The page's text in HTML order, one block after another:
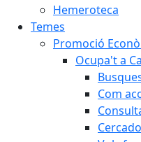
Hemeroteca
Temes
Promoció
Ocupa't a
Com